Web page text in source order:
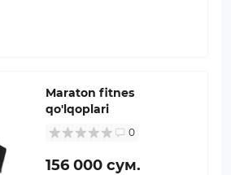
Maraton fitnes
qo'lqoplari
0
156 000 сум.